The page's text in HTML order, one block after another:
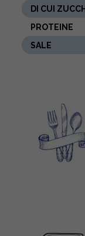
DI CUI
PROTEINE
SALE